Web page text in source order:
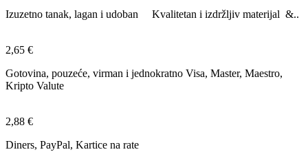
Izuzetno tanak, lagan i udoban Kvalitetan i izdržljiv materijal &..
2,65 €
Gotovina, pouzeće, virman i jednokratno Visa, Master, Maestro,
Kripto Valute
2,88 €
Diners, PayPal, Kartice na rate